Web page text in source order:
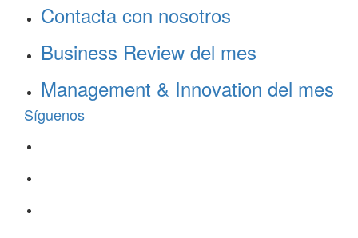
Contacta con nosotros
Business Review del mes
Management & Innovation del mes
Síguenos